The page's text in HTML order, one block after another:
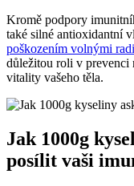
Kromě podpory
také silné antioxidantní
poškozením volnými
důležitou roli v prevenci
vitality vašeho těla.
Jak 1000g
posílit vaši